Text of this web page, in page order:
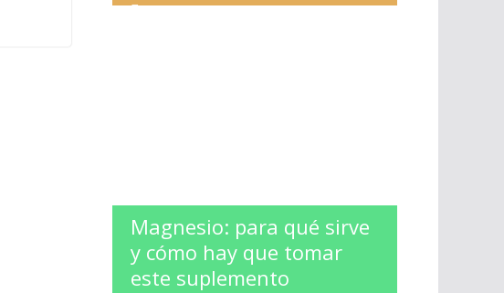
ESPECTACULOS, LA BANDA
Magnesio: para qué sirve
y cómo hay que tomar
este suplemento